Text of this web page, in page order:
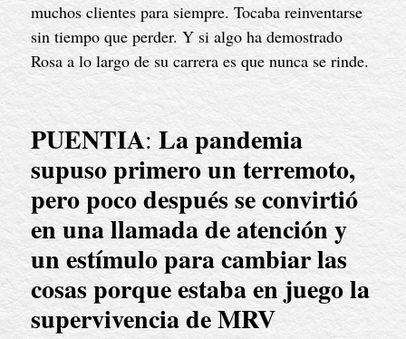
muchos clientes para siempre. Tocaba reinventarse
sin tiempo que perder. Y si algo ha demostrado
Rosa a lo largo de su carrera es que nunca se rinde.
PUENTIA: La pandemia
supuso primero un terremoto,
pero poco después se convirtió
en una llamada de atención y
un estímulo para cambiar las
cosas porque estaba en juego la
supervivencia de MRV